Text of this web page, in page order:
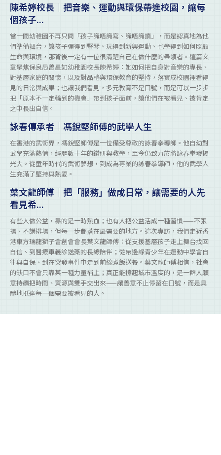
陳希婷校長｜把音樂、運動與環保帶進校園，讓每
個孩子...
當一間幼稚園不再只問「孩子識唔識寫、識唔識讀」，而是認真地為他
們準備舞台，讓孩子彈得到豎琴、玩得到新興運動、也學得到如何照顧
生命與環境，那背後一定有一位很清楚自己在做什麼的帶領者。這篇文
章聚焦保良局曾星如幼稚園校長陳希婷：她如何把自身對音樂的專長、
對基層家庭的關懷，以及對品格與環保教育的堅持，落實成校園裡看得
見的日常與成果；也讓我們看見，多元教育不是口號，而是可以一步步
把「原本不一定輪到的機會」帶到孩子面前，讓他們在被看見、被肯定
之中長出自信。
詠春傳承者｜馮銳堅師傅的武學人生
在香港的武術界，馮銳堅師傅是一位備受尊敬的詠春拳導師。他自幼對
武學充滿熱情，經歷數十年的鑽研與教學，至今仍致力於將詠春拳發揚
光大。從童年時代的武術夢想，到成為專業的詠春拳導師，他的武學人
生充滿了堅持與熱愛。
葉文龍師傅｜把「服務」做成日常，讓需要的人先
看見希...
有些人做公益，靠的是一時熱血；也有人把公益活成一種習慣——不張
揚、不講排場，但每一步都落在最需要的地方。這次專訪，我們走近香
港東方瑞龍獅子會創會會長葉文龍師傅：從支援基層孩子走上舞台找回
自信、到醫療車義診送藥的長線陪伴；從帶邊緣青少年在運動中學會自
律與自保、到在突發事件中走到前線煮飯送餐。葉文龍師傅相信，社會
的缺口不會只靠某一種力量補上；真正能撐起城市溫度的，是一群人願
意持續把時間、資源與雙手交出來——讓善意不止停留在口號，而是具
體地抵達每一個需要被看見的人。